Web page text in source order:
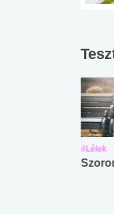
#Lélek